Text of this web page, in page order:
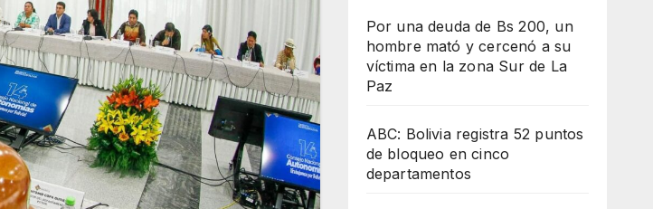
Por una deuda de Bs 200, un
hombre mató y cercenó a su
víctima en la zona Sur de La
Paz
ABC: Bolivia registra 52 puntos
de bloqueo en cinco
departamentos